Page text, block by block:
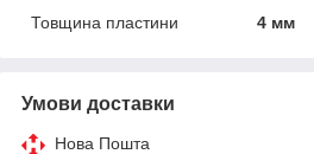
Товщина пластини
4 мм
Умови доставки
Нова Пошта